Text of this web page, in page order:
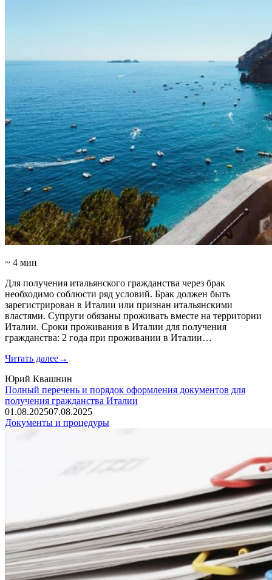
~ 4 мин
Для получения итальянского гражданства через брак
необходимо соблюсти ряд условий. Брак должен быть
зарегистрирован в Италии или признан итальянскими
властями. Супруги обязаны проживать вместе на территории
Италии. Сроки проживания в Италии для получения
гражданства: 2 года при проживании в Италии…
Читать далее→
Юрий Квашнин
Полный перечень и порядок оформления документов для
получения гражданства Италии
01.08.202507.08.2025
Документы и процедуры